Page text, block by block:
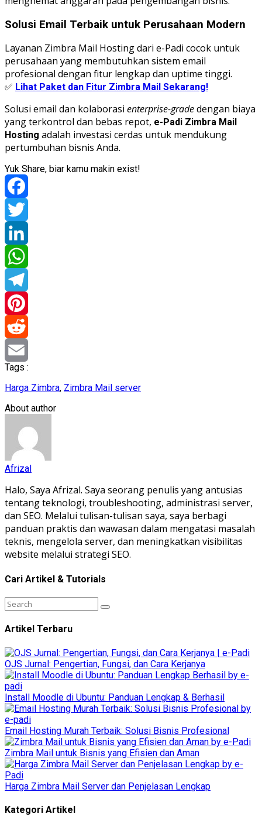
Solusi Email Terbaik untuk Perusahaan Modern
Layanan Zimbra Mail Hosting dari e-Padi cocok untuk
perusahaan yang membutuhkan sistem email
profesional dengan fitur lengkap dan uptime tinggi.
✅ Lihat Paket dan Fitur Zimbra Mail Sekarang!
Solusi email dan kolaborasi enterprise-gradedengan biaya
yang terkontrol dan bebas repot, e-Padi Zimbra Mail
Hosting adalah investasi cerdas untuk mendukung
pertumbuhan bisnis Anda.
Yuk Share, biar kamu makin exist!
Facebook
Twitter
LinkedIn
WhatsApp
Telegram
Pinterest
Reddit
Email
Tags :
Harga Zimbra, Zimbra Mail server
About author
Afrizal
Halo, Saya Afrizal. Saya seorang penulis yang antusias
tentang teknologi, troubleshooting, administrasi server,
dan SEO. Melalui tulisan-tulisan saya, saya berbagi
panduan praktis dan wawasan dalam mengatasi masalah
teknis, mengelola server, dan meningkatkan visibilitas
website melalui strategi SEO.
Cari Artikel & Tutorials
Artikel Terbaru
OJS Jurnal: Pengertian, Fungsi, dan Cara Kerjanya
Install Moodle di Ubuntu: Panduan Lengkap & Berhasil
Email Hosting Murah Terbaik: Solusi Bisnis Profesional
Zimbra Mail untuk Bisnis yang Efisien dan Aman
Harga Zimbra Mail Server dan Penjelasan Lengkap
Kategori Artikel